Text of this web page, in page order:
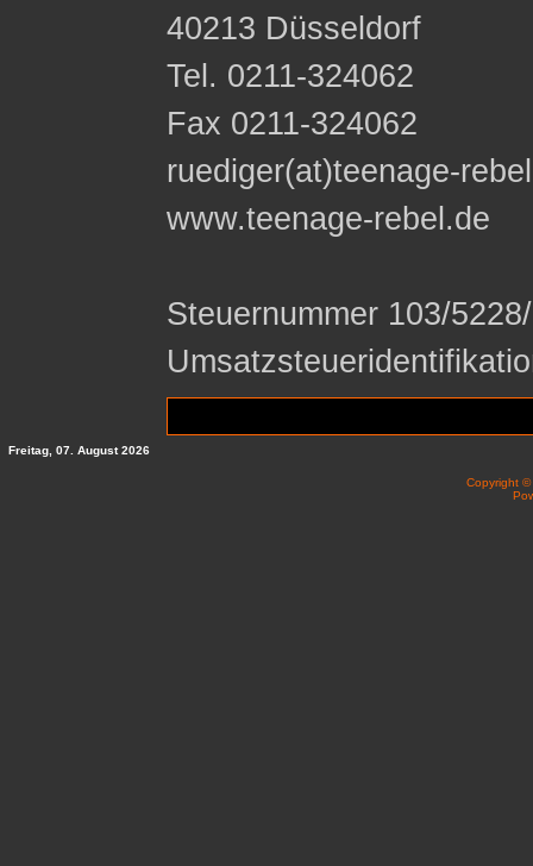
40213 Düsseldorf
Tel. 0211-324062
Fax 0211-324062
ruediger(at)teenage-
www.teenage-rebel.de
Steuernummer 103/
Freitag, 07. August 2026
Copyright